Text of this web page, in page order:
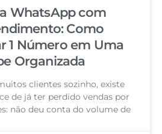
WhatsApp com
Como
1 Número em Uma
Organizada
clientes sozinho, existe
de já ter perdido vendas por
não deu conta do volume de